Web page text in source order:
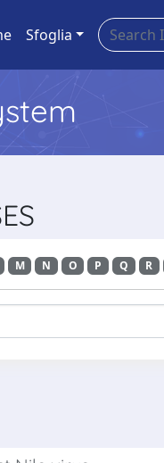
Sfoglia
M N O P Q R